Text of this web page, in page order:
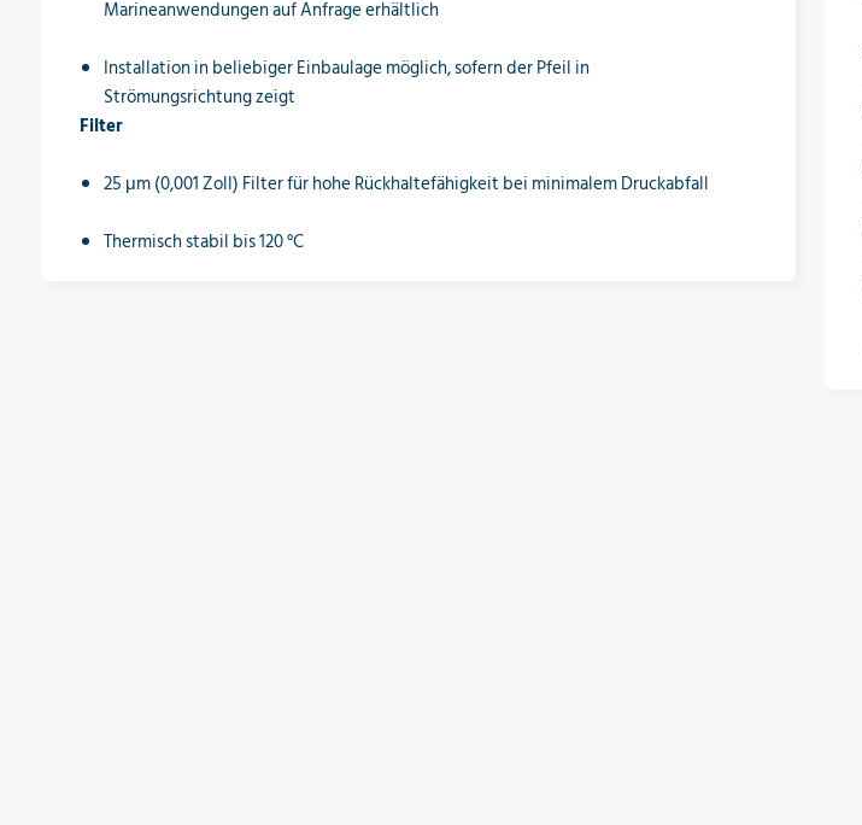
Marineanwendungen auf Anfrage erhältlich
Installation in beliebiger Einbaulage möglich, sofern der Pfeil in
Strömungsrichtung zeigt
Filter
25 μm (0,001 Zoll) Filter für hohe Rückhaltefähigkeit bei minimalem Druckabfall
Thermisch stabil bis 120 °C